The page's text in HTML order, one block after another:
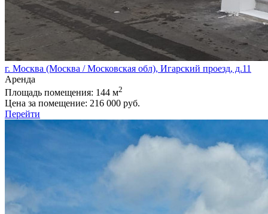
г. Москва (Москва / Московская обл), Игарский проезд, д.11
Аренда
Площадь помещения: 144 м2
Цена за помещение: 216 000 руб.
Перейти